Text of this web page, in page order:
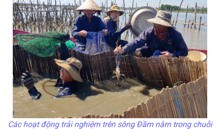
Các hoạt động trải nghiệm trên sông Đầm nằm trong chuỗi